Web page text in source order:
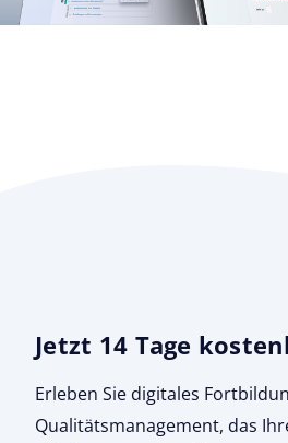
Jetzt 14 Tage
Erleben Sie digitales
Qualitätsmanagement, das